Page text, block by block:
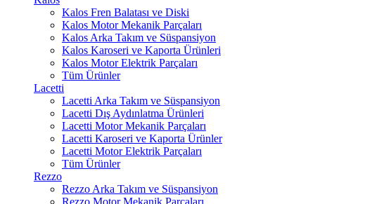
Kalos Fren Balatası ve Diski
Kalos Motor Mekanik Parçaları
Kalos Arka Takım ve Süspansiyon
Kalos Karoseri ve Kaporta Ürünleri
Kalos Motor Elektrik Parçaları
Tüm Ürünler
Lacetti
Lacetti Arka Takım ve Süspansiyon
Lacetti Dış Aydınlatma Ürünleri
Lacetti Motor Mekanik Parçaları
Lacetti Karoseri ve Kaporta Ürünler
Lacetti Motor Elektrik Parçaları
Tüm Ürünler
Rezzo
Rezzo Arka Takım ve Süspansiyon
Rezzo Motor Mekanik Parçaları